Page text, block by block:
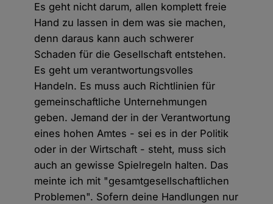
Es geht nicht darum, allen komplett freie
Hand zu lassen in dem was sie machen,
denn daraus kann auch schwerer
Schaden für die Gesellschaft entstehen.
Es geht um verantwortungsvolles
Handeln. Es muss auch Richtlinien für
gemeinschaftliche Unternehmungen
geben. Jemand der in der Verantwortung
eines hohen Amtes - sei es in der Politik
oder in der Wirtschaft - steht, muss sich
auch an gewisse Spielregeln halten. Das
meinte ich mit "gesamtgesellschaftlichen
Problemen". Sofern deine Handlungen nur